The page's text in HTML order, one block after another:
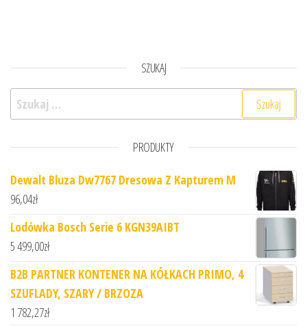
SZUKAJ
Szukaj:
PRODUKTY
Dewalt Bluza Dw7767 Dresowa Z Kapturem M
96,04zł
Lodówka Bosch Serie 6 KGN39AIBT
5 499,00zł
B2B PARTNER KONTENER NA KÓŁKACH PRIMO, 4
SZUFLADY, SZARY / BRZOZA
1 782,27zł